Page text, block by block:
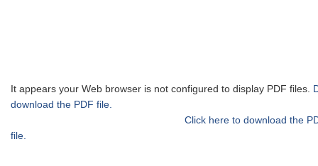
It appears your Web browser is not configured to display PDF files.
download the PDF file.
Click here to download the
file.